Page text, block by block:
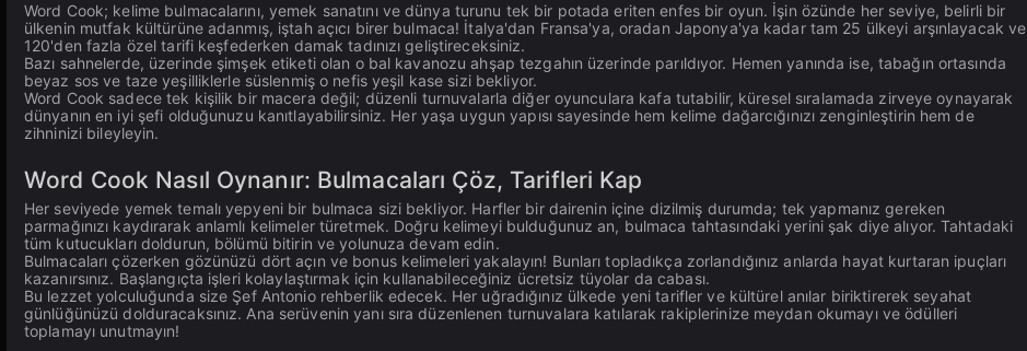
Word Cook; kelime bulmacalarını, yemek sanatını ve dünya turunu tek bir potada eriten enfes bir oyun. İşin özünde her seviye, belirli bir
ülkenin mutfak kültürüne adanmış, iştah açıcı birer bulmaca! İtalya'dan Fransa'ya, oradan Japonya'ya kadar tam 25 ülkeyi arşınlayacak ve
120'den fazla özel tarifi keşfederken damak tadınızı geliştireceksiniz.
Bazı sahnelerde, üzerinde şimşek etiketi olan o bal kavanozu ahşap tezgahın üzerinde parıldıyor. Hemen yanında ise, tabağın ortasında
beyaz sos ve taze yeşilliklerle süslenmiş o nefis yeşil kase sizi bekliyor.
Word Cook sadece tek kişilik bir macera değil; düzenli turnuvalarla diğer oyunculara kafa tutabilir, küresel sıralamada zirveye oynayarak
dünyanın en iyi şefi olduğunuzu kanıtlayabilirsiniz. Her yaşa uygun yapısı sayesinde hem kelime dağarcığınızı zenginleştirin hem de
zihninizi bileyleyin.
Word Cook Nasıl Oynanır: Bulmacaları Çöz, Tarifleri Kap
Her seviyede yemek temalı yepyeni bir bulmaca sizi bekliyor. Harfler bir dairenin içine dizilmiş durumda; tek yapmanız gereken
parmağınızı kaydırarak anlamlı kelimeler türetmek. Doğru kelimeyi bulduğunuz an, bulmaca tahtasındaki yerini şak diye alıyor. Tahtadaki
tüm kutucukları doldurun, bölümü bitirin ve yolunuza devam edin.
Bulmacaları çözerken gözünüzü dört açın ve bonus kelimeleri yakalayın! Bunları topladıkça zorlandığınız anlarda hayat kurtaran ipuçları
kazanırsınız. Başlangıçta işleri kolaylaştırmak için kullanabileceğiniz ücretsiz tüyolar da cabası.
Bu lezzet yolculuğunda size Şef Antonio rehberlik edecek. Her uğradığınız ülkede yeni tarifler ve kültürel anılar biriktirerek seyahat
günlüğünüzü dolduracaksınız. Ana serüvenin yanı sıra düzenlenen turnuvalara katılarak rakiplerinize meydan okumayı ve ödülleri
toplamayı unutmayın!